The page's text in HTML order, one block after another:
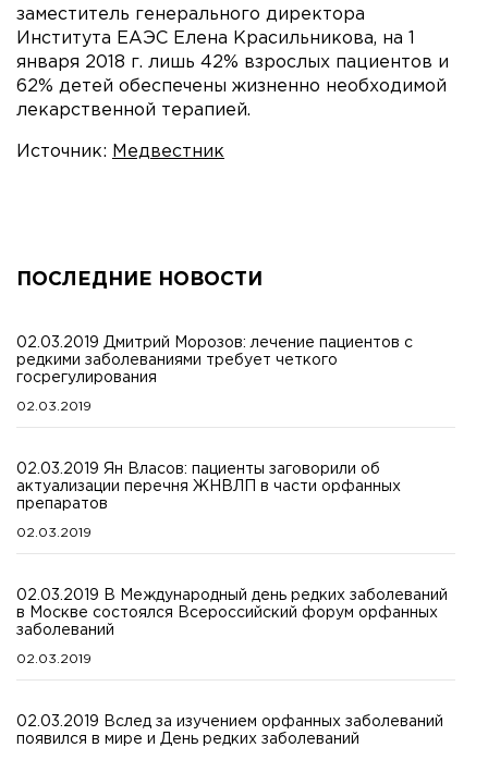
заместитель генерального директора
Института ЕАЭС Елена Красильникова, на 1
января 2018 г. лишь 42% взрослых пациентов и
62% детей обеспечены жизненно необходимой
лекарственной терапией.
Источник: Медвестник
ПОСЛЕДНИЕ НОВОСТИ
02.03.2019 Дмитрий Морозов: лечение пациентов с
редкими заболеваниями требует четкого
госрегулирования
02.03.2019
02.03.2019 Ян Власов: пациенты заговорили об
актуализации перечня ЖНВЛП в части орфанных
препаратов
02.03.2019
02.03.2019 В Международный день редких заболеваний
в Москве состоялся Всероссийский форум орфанных
заболеваний
02.03.2019
02.03.2019 Вслед за изучением орфанных заболеваний
появился в мире и День редких заболеваний